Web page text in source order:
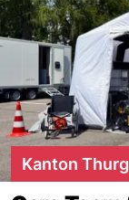
Kanton